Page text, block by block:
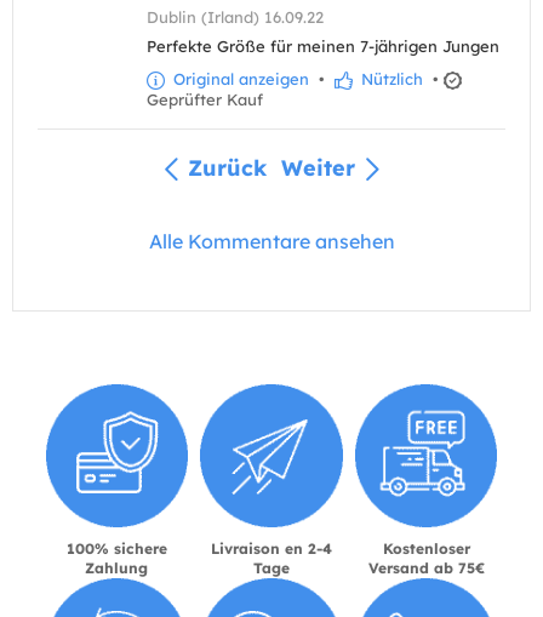
Dublin (Irland) 16.09.22
Perfekte Größe für meinen 7-jährigen Jungen
Original anzeigen • Nützlich •
Geprüfter Kauf
Zurück Weiter
Alle Kommentare ansehen
100% sichere
Zahlung
Livraison en 2-4
Tage
Kostenloser
Versand ab 75€